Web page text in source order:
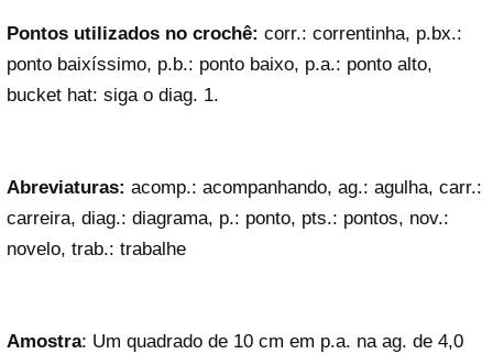
Pontos utilizados no crochê: corr.: correntinha, p.bx.:
ponto baixíssimo, p.b.: ponto baixo, p.a.: ponto alto,
bucket hat: siga o diag. 1.
Abreviaturas: acomp.: acompanhando, ag.: agulha, carr.:
carreira, diag.: diagrama, p.: ponto, pts.: pontos, nov.:
novelo, trab.: trabalhe
Amostra: Um quadrado de 10 cm em p.a. na ag. de 4,0